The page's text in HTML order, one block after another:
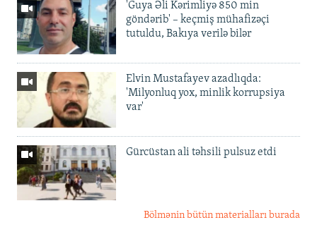
'Guya Əli Kərimliyə 850 min
göndərib' – keçmiş mühafizəçi
tutuldu, Bakıya verilə bilər
Elvin Mustafayev azadlıqda:
'Milyonluq yox, minlik korrupsiya
var'
Gürcüstan ali təhsili pulsuz etdi
Bölmənin bütün materialları burada